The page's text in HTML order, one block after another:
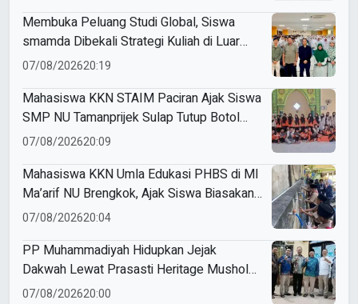
Membuka Peluang Studi Global, Siswa
smamda Dibekali Strategi Kuliah di Luar
Negeri
07/08/202620:19
Mahasiswa KKN STAIM Paciran Ajak Siswa
SMP NU Tamanprijek Sulap Tutup Botol
Plastik Menjadi Gantungan Kunci Kreatif
07/08/202620:09
Mahasiswa KKN Umla Edukasi PHBS di MI
Ma’arif NU Brengkok, Ajak Siswa Biasakan
Cuci Tangan Sejak Dini
07/08/202620:04
PP Muhammadiyah Hidupkan Jejak
Dakwah Lewat Prasasti Heritage Mushola
Putri PRA Kedurus
07/08/202620:00